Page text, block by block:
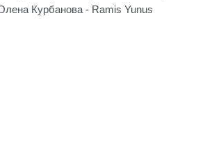
Курбанова - Ramis Yunus